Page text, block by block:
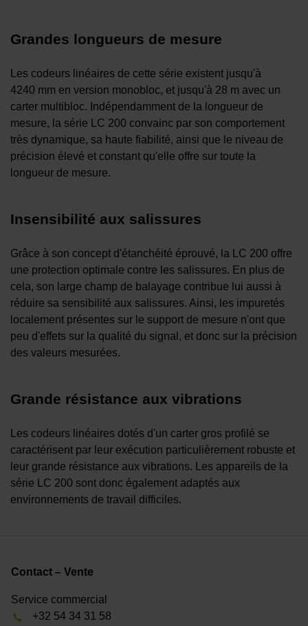
Grandes longueurs de mesure
Les codeurs linéaires de cette série existent jusqu'à
4240 mm en version monobloc, et jusqu'à 28 m avec un
carter multibloc. Indépendamment de la longueur de
mesure, la série LC 200 convainc par son comportement
très dynamique, sa haute fiabilité, ainsi que le niveau de
précision élevé et constant qu'elle offre sur toute la
longueur de mesure.
Insensibilité aux salissures
Grâce à son concept d'étanchéité éprouvé, la LC 200 offre
une protection optimale contre les salissures. En plus de
cela, son large champ de balayage contribue lui aussi à
réduire sa sensibilité aux salissures. Ainsi, les impuretés
localement présentes sur le support de mesure n'ont que
peu d'effets sur la qualité du signal, et donc sur la précision
des valeurs mesurées.
Grande résistance aux vibrations
Les codeurs linéaires dotés d'un carter gros profilé se
caractérisent par leur exécution particulièrement robuste et
leur grande résistance aux vibrations. Les appareils de la
série LC 200 sont donc également adaptés aux
environnements de travail difficiles.
Contact – Vente
Service commercial
+32 54 34 31 58